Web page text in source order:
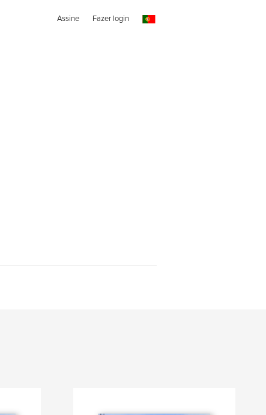
Assine Fazer login